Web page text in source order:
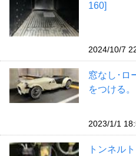
160]
2024/10/7
窓なし･ロ
をつける
2023/1/1
トンネル